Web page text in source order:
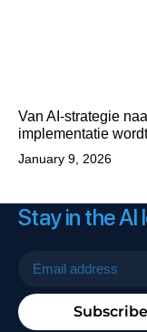
Van AI-strategie
implementatie wordt
January 9, 2026
Stay in the AI
Subscribe